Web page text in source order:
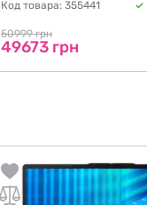
Код товара: 355441
50999 грн
49673 грн